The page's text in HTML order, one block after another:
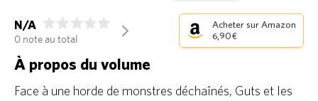
N/A
0 note au total
arrow_forward_ios
Acheter sur Amazon
6,90 €
À propos du volume
Face à une horde de monstres déchaînés, Guts et les